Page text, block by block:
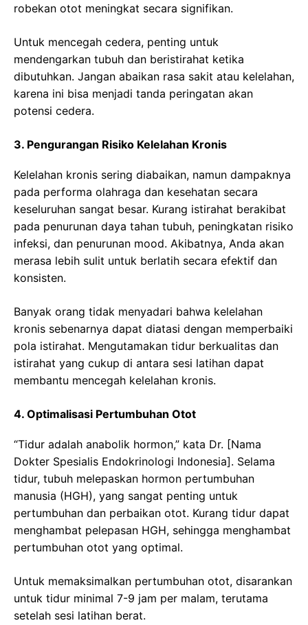
robekan otot meningkat secara signifikan.
Untuk mencegah cedera, penting untuk
mendengarkan tubuh dan beristirahat ketika
dibutuhkan. Jangan abaikan rasa sakit atau kelelahan,
karena ini bisa menjadi tanda peringatan akan
potensi cedera.
3. Pengurangan Risiko Kelelahan Kronis
Kelelahan kronis sering diabaikan, namun dampaknya
pada performa olahraga dan kesehatan secara
keseluruhan sangat besar. Kurang istirahat berakibat
pada penurunan daya tahan tubuh, peningkatan risiko
infeksi, dan penurunan mood. Akibatnya, Anda akan
merasa lebih sulit untuk berlatih secara efektif dan
konsisten.
Banyak orang tidak menyadari bahwa kelelahan
kronis sebenarnya dapat diatasi dengan memperbaiki
pola istirahat. Mengutamakan tidur berkualitas dan
istirahat yang cukup di antara sesi latihan dapat
membantu mencegah kelelahan kronis.
4. Optimalisasi Pertumbuhan Otot
“Tidur adalah anabolik hormon,” kata Dr. [Nama
Dokter Spesialis Endokrinologi Indonesia]. Selama
tidur, tubuh melepaskan hormon pertumbuhan
manusia (HGH), yang sangat penting untuk
pertumbuhan dan perbaikan otot. Kurang tidur dapat
menghambat pelepasan HGH, sehingga menghambat
pertumbuhan otot yang optimal.
Untuk memaksimalkan pertumbuhan otot, disarankan
untuk tidur minimal 7-9 jam per malam, terutama
setelah sesi latihan berat.